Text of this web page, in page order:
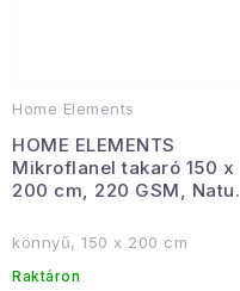
Home Elements
HOME ELEMENTS
Mikroflanel takaró 150 x
200 cm, 220 GSM, Natur
könnyű, 150 x 200 cm
Raktáron